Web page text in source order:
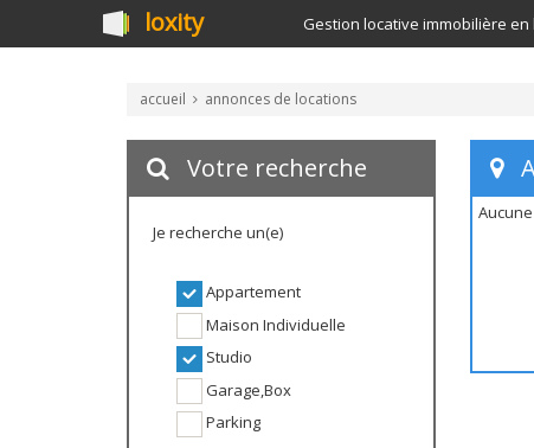
loxity Gestion locative immobilière en
accueil annonces de locations
Votre recherche
Je recherche un(e)
Appartement
Maison Individuelle
Studio
Garage,Box
Parking